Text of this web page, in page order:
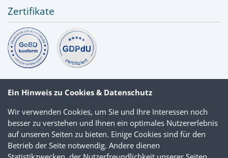
Zertifikate
Ein Hinweis zu Cookies & Datenschutz
Wir verwenden Cookies, um Sie und Ihre Interessen noch
besser zu verstehen und Ihnen ein optimales Nutzererlebnis
auf unseren Seiten zu bieten. Einige Cookies sind für den
Betrieb der Seite notwendig. Andere dienen